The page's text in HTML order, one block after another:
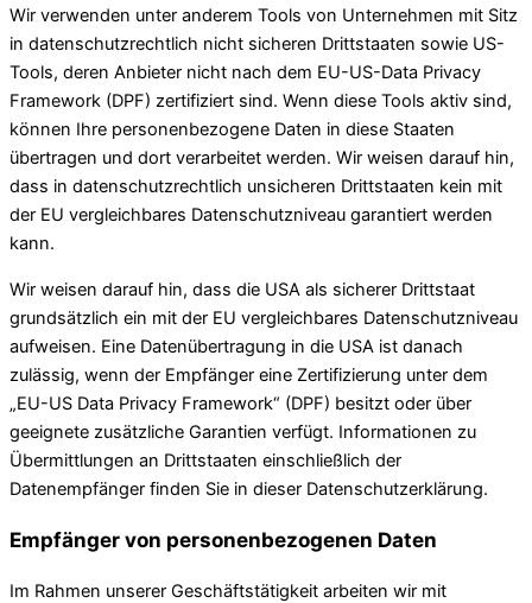
Wir verwenden unter anderem Tools von Unternehmen mit Sitz
in datenschutzrechtlich nicht sicheren Drittstaaten sowie US-
Tools, deren Anbieter nicht nach dem EU-US-Data Privacy
Framework (DPF) zertifiziert sind. Wenn diese Tools aktiv sind,
können Ihre personenbezogene Daten in diese Staaten
übertragen und dort verarbeitet werden. Wir weisen darauf hin,
dass in datenschutzrechtlich unsicheren Drittstaaten kein mit
der EU vergleichbares Datenschutzniveau garantiert werden
kann.
Wir weisen darauf hin, dass die USA als sicherer Drittstaat
grundsätzlich ein mit der EU vergleichbares Datenschutzniveau
aufweisen. Eine Datenübertragung in die USA ist danach
zulässig, wenn der Empfänger eine Zertifizierung unter dem
„EU-US Data Privacy Framework“ (DPF) besitzt oder über
geeignete zusätzliche Garantien verfügt. Informationen zu
Übermittlungen an Drittstaaten einschließlich der
Datenempfänger finden Sie in dieser Datenschutzerklärung.
Empfänger von personenbezogenen Daten
Im Rahmen unserer Geschäftstätigkeit arbeiten wir mit